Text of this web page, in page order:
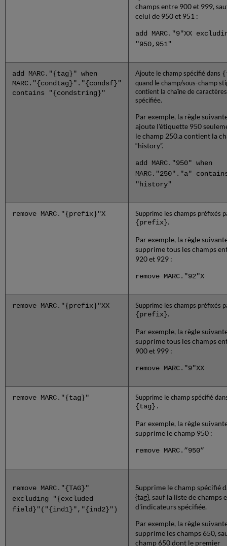
champs entre 900 et 999,
celui de 950 et 951 :
add MARC."9"XX
"950,951"
add MARC."{tag}" when
MARC."{condtag}"."{condsf}"
contains "{condstring}"
Ajoute le champ spécifié dans
quand le champ/sous-champ
contient la chaîne de caractères
spécifiée.
Par exemple, la règle
ajoute l'étiquette 950
le champ 250.a contient la
“history”.
add MARC."950" when
MARC."250"."a"
"history"
remove MARC."{prefix}"X Supprime les champs préfixés
{prefix}.
Par exemple, la règle
supprime tous les champs
920 et 929 :
remove MARC."92"X
remove MARC."{prefix}"XX Supprime les champs préfixés
{prefix}.
Par exemple, la règle
supprime tous les champs
900 et 999 :
remove MARC."9"XX
remove MARC."{tag}" Supprime le champ spécifié
{tag}.
Par exemple, la règle
supprime le champ 950 :
remove MARC.”950”
remove MARC."{TAG}"
excluding "{excluded
field}"("{ind1}","{ind2}")
Supprime le champ spécifié
{tag}, sauf la liste de champs
d'indicateurs spécifiée.
Par exemple, la règle
supprime les champs 650,
champ 650 dont le premier